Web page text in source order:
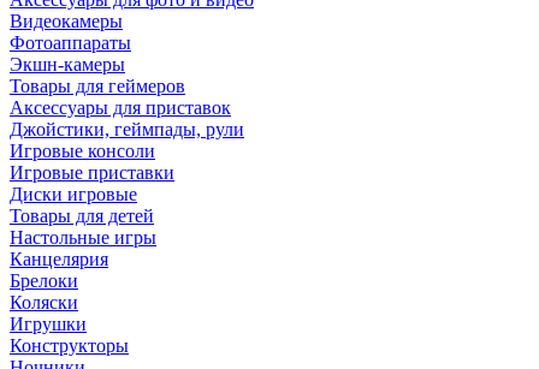
Видеокамеры
Фотоаппараты
Экшн-камеры
Товары для геймеров
Аксессуары для приставок
Джойстики, геймпады, рули
Игровые консоли
Игровые приставки
Диски игровые
Товары для детей
Настольные игры
Канцелярия
Брелоки
Коляски
Игрушки
Конструкторы